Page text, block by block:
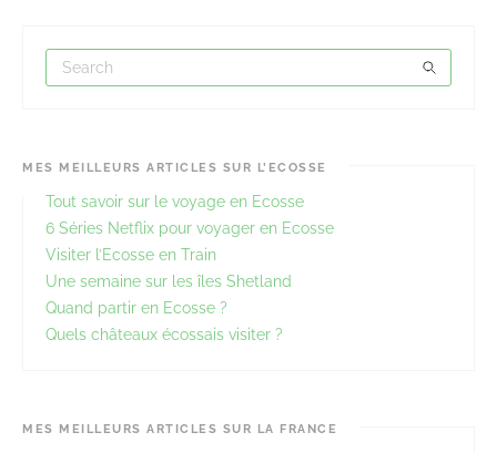
MES MEILLEURS ARTICLES SUR L’ECOSSE
Tout savoir sur le voyage en Ecosse
6 Séries Netflix pour voyager en Ecosse
Visiter l’Ecosse en Train
Une semaine sur les îles Shetland
Quand partir en Ecosse ?
Quels châteaux écossais visiter ?
MES MEILLEURS ARTICLES SUR LA FRANCE